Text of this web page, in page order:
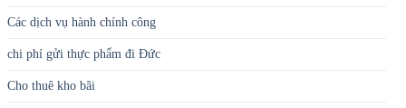
Các dịch vụ hành chính công
chi phí gửi thực phẩm đi Đức
Cho thuê kho bãi